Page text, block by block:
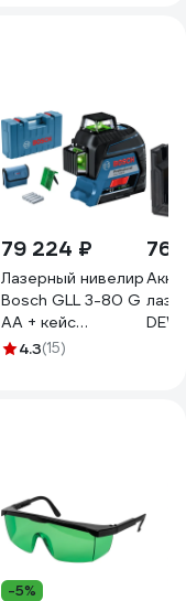
79 224 ₽
Лазерный нивелир
Bosch GLL 3-80 G
AA + кейс
0601063Y00
4.3(15)
76
-5%